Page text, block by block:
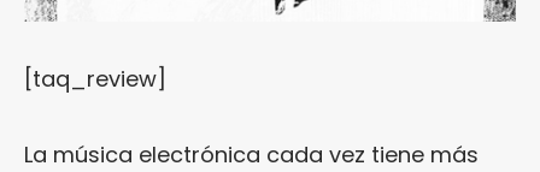
[taq_review]
La música electrónica cada vez tiene más